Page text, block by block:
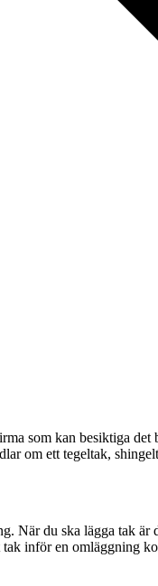
som kan besiktiga
om ett tegeltak,
När du ska lägga tak
tak inför en omläggning